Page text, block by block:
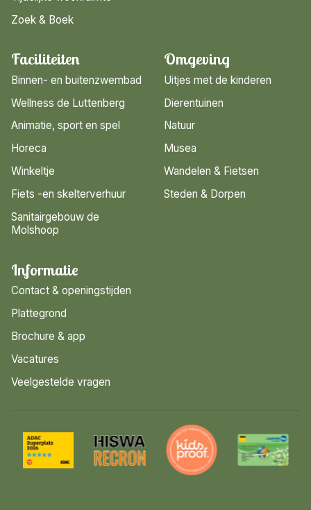
Zoek & Boek
Faciliteiten
Binnen- en buitenzwembad
Wellness de Luttenberg
Animatie, sport en spel
Horeca
Winkeltje
Fiets -en skelterverhuur
Sanitairgebouw de
Molshoop
Omgeving
Uitjes met de kinderen
Dierentuinen
Natuur
Musea
Wandelen & Fietsen
Steden & Dorpen
Informatie
Contact & openingstijden
Plattegrond
Brochure & app
Vacatures
Veelgestelde vragen